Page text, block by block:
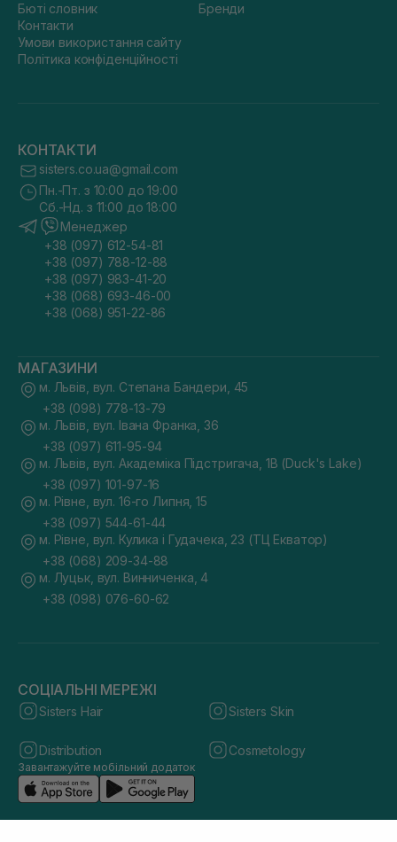
Бюті словник
Контакти
Умови використання сайту
Політика конфіденційності
Бренди
КОНТАКТИ
sisters.co.ua@gmail.com
Пн.-Пт. з 10:00 до 19:00
Сб.-Нд. з 11:00 до 18:00
Менеджер
+38 (097) 612-54-81
+38 (097) 788-12-88
+38 (097) 983-41-20
+38 (068) 693-46-00
+38 (068) 951-22-86
МАГАЗИНИ
м. Львів, вул. Степана Бандери, 45
+38 (098) 778-13-79
м. Львів, вул. Івана Франка, 36
+38 (097) 611-95-94
м. Львів, вул. Академіка Підстригача, 1В (Duck's Lake)
+38 (097) 101-97-16
м. Рівне, вул. 16-го Липня, 15
+38 (097) 544-61-44
м. Рівне, вул. Кулика і Гудачека, 23 (ТЦ Екватор)
+38 (068) 209-34-88
м. Луцьк, вул. Винниченка, 4
+38 (098) 076-60-62
СОЦІАЛЬНІ МЕРЕЖІ
Sisters Hair Sisters Skin
Distribution Cosmetology
Завантажуйте мобільний додаток